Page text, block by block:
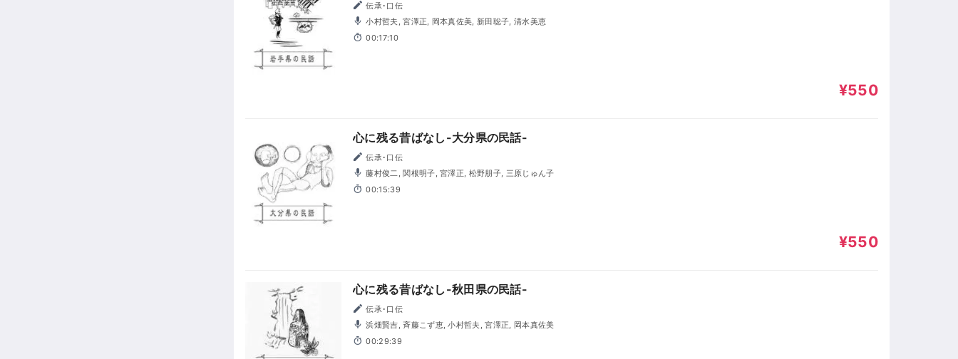
伝承･口伝
小村哲夫, 宮澤正, 岡本真佐美, 新田聡子, 清水美恵
00:17:10
¥550
心に残る昔ばなし-大分県の民話-
伝承･口伝
藤村俊二, 関根明子, 宮澤正, 松野朋子, 三原じゅん子
00:15:39
¥550
心に残る昔ばなし-秋田県の民話-
伝承･口伝
浜畑賢吉, 斉藤こず恵, 小村哲夫, 宮澤正, 岡本真佐美
00:29:39